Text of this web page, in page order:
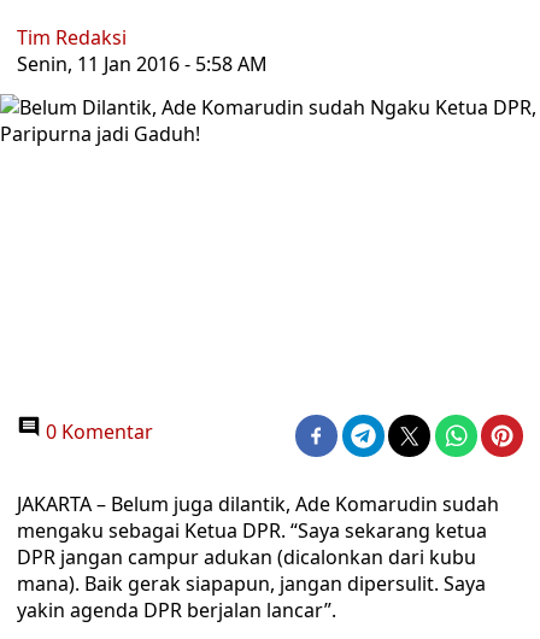
Tim Redaksi
Senin, 11 Jan 2016 - 5:58 AM
0 Komentar
JAKARTA – Belum juga dilantik, Ade Komarudin sudah
mengaku sebagai Ketua DPR. “Saya sekarang ketua
DPR jangan campur adukan (dicalonkan dari kubu
mana). Baik gerak siapapun, jangan dipersulit. Saya
yakin agenda DPR berjalan lancar”.